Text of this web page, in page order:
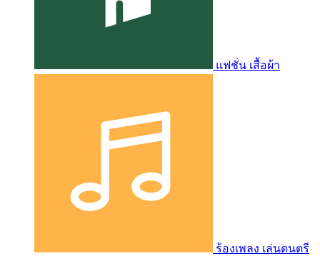
แฟชั่น เสื้อผ้า
ร้องเพลง เล่นดนตรี